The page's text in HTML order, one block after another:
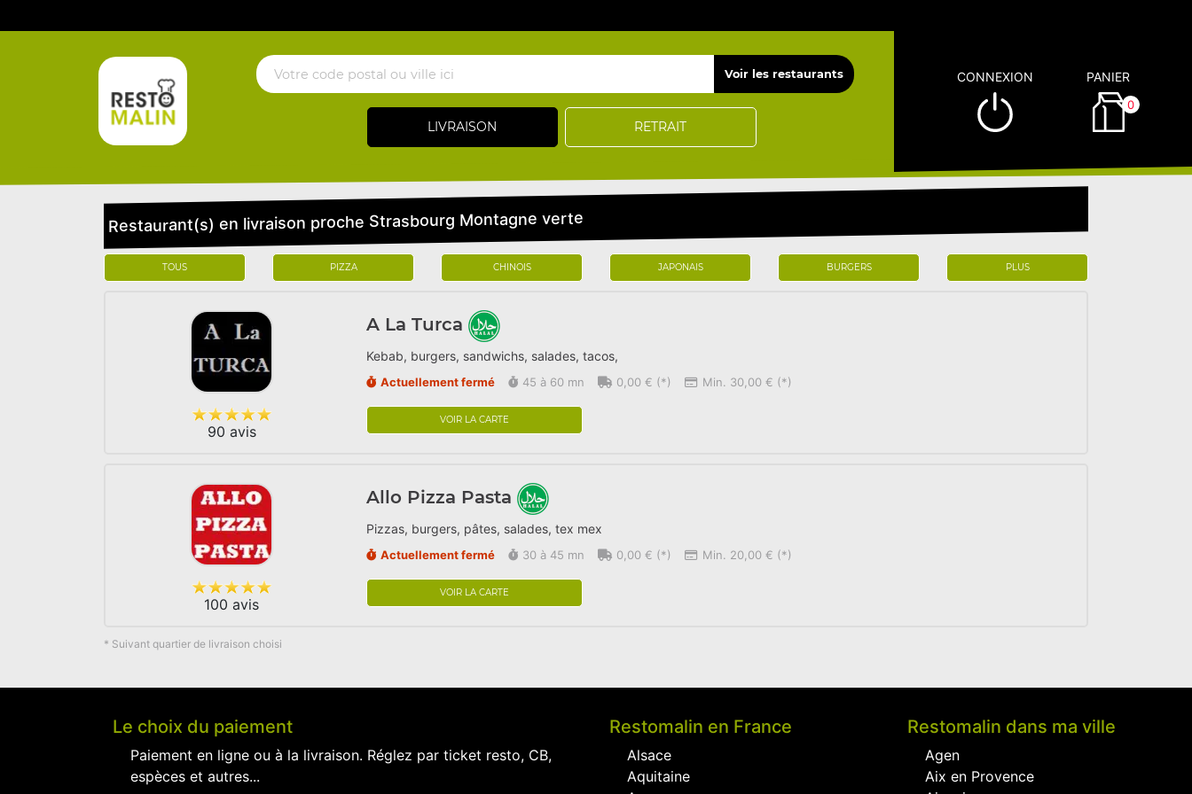
LIVRAISON RETRAIT
CONNEXION PANIER
0
Restaurant(s) en livraison proche Strasbourg Montagne verte
TOUS PIZZA CHINOIS JAPONAIS BURGERS PLUS
90 avis
A La Turca
Kebab, burgers, sandwichs, salades, tacos,
Actuellement fermé 45 à 60 mn 0,00 € (*) Min. 30,00 € (*)
VOIR LA CARTE
100 avis
Allo Pizza Pasta
Pizzas, burgers, pâtes, salades, tex mex
Actuellement fermé 30 à 45 mn 0,00 € (*) Min. 20,00 € (*)
VOIR LA CARTE
* Suivant quartier de livraison choisi
Le choix du paiement
Paiement en ligne ou à la livraison. Réglez par ticket resto, CB,
espèces et autres...
Restomalin en France
Alsace
Aquitaine
Restomalin dans ma ville
Agen
Aix en Provence